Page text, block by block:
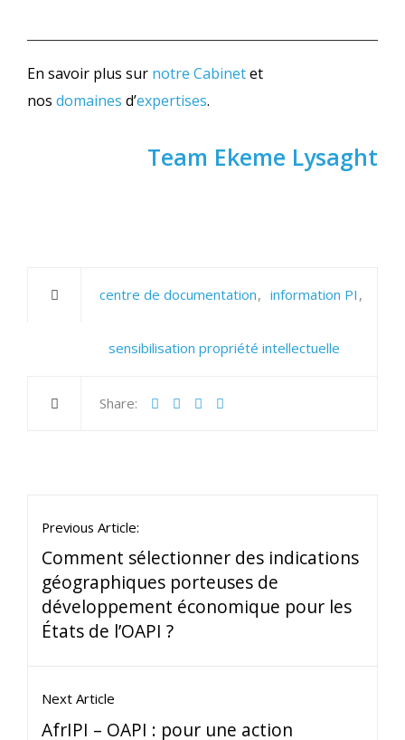
En savoir plus sur notre Cabinetet
nos domaines d’expertises.
Team Ekeme Lysaght
centre de documentation information PI
sensibilisation propriété intellectuelle
Share:
Previous Article:
Comment sélectionner des indications
géographiques porteuses de
développement économique pour les
États de l’OAPI ?
Next Article
AfrIPI – OAPI : pour une action